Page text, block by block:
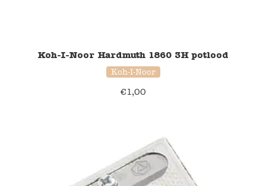
Koh-I-Noor Hardmuth 1860 3H potlood
Koh-I-Noor
€1,00